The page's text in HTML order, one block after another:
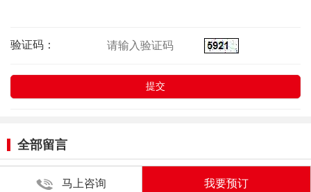
验证码：
全部留言
马上咨询 我要预订